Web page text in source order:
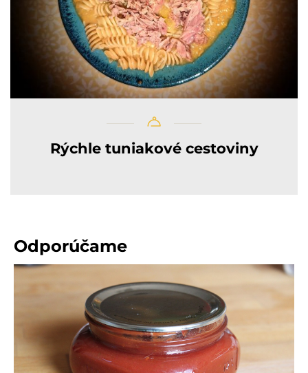
Rýchle tuniakové cestoviny
Odporúčame